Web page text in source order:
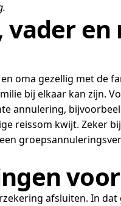
oma gezellig met de
bij elkaar kan zijn.
annulering,
reissom kwijt. Zeker
afsluiten. In